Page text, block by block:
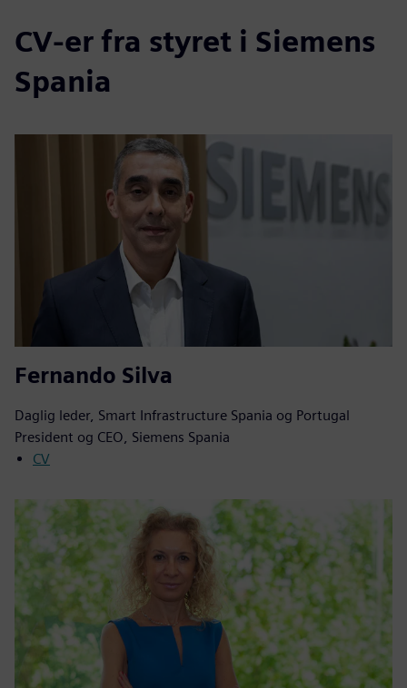
CV-er fra styret i Siemens
Spania
Fernando Silva
Daglig leder, Smart Infrastructure Spania og Portugal
President og CEO, Siemens Spania
CV